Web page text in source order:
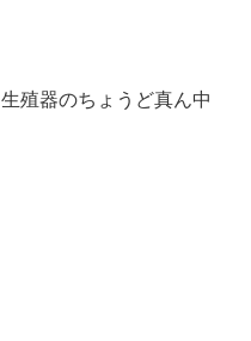
殖器のちょうど真ん中